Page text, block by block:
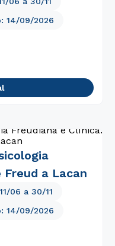
14/09/2026
Freud a Lacan
14/09/2026
11/06 a 30/11
psicologia
fisioterapia